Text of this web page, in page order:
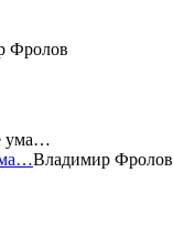
Фролов
Владимир Фролов